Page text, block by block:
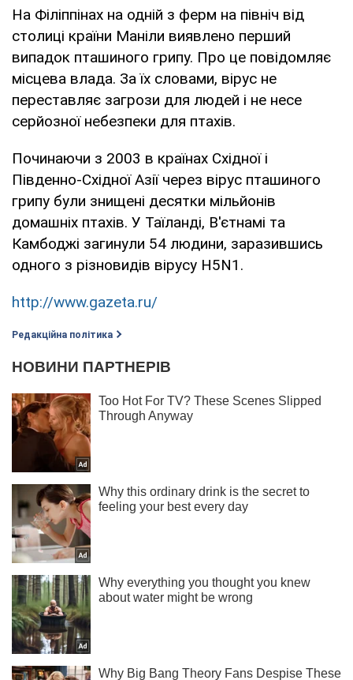
На Філіппінах на одній з ферм на північ від
столиці країни Маніли виявлено перший
випадок пташиного грипу. Про це повідомляє
місцева влада. За їх словами, вірус не
переставляє загрози для людей і не несе
серйозної небезпеки для птахів.
Починаючи з 2003 в країнах Східної і
Південно-Східної Азії через вірус пташиного
грипу були знищені десятки мільйонів
домашніх птахів. У Таїланді, В'єтнамі та
Камбоджі загинули 54 людини, заразившись
одного з різновидів вірусу H5N1.
http://www.gazeta.ru/
Редакційна політика